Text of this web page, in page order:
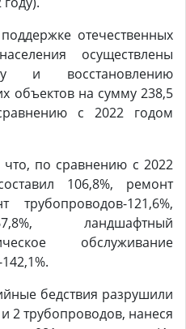
отечественных
осуществлены
и восстановлению
объектов на сумму 238,5
с 2022 годом
по сравнению с 2022
106,8%, ремонт
трубопроводов-121,6%,
ландшафтный
обслуживание
бедствия разрушили
2 трубопроводов, нанеся